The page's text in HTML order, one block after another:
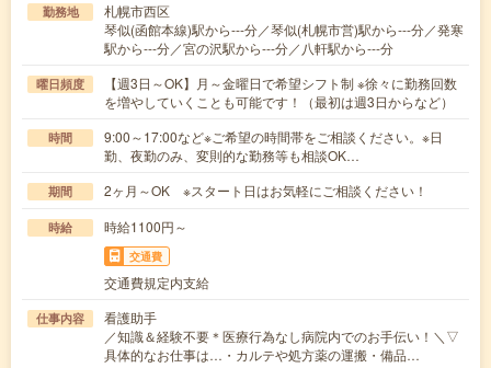
勤務地
札幌市西区
琴似(函館本線)駅から---分／琴似(札幌市営)駅から---分／発寒
駅から---分／宮の沢駅から---分／八軒駅から---分
曜日頻度
【週3日～OK】月～金曜日で希望シフト制 ※徐々に勤務回数
を増やしていくことも可能です！（最初は週3日からなど）
時間
9:00～17:00など※ご希望の時間帯をご相談ください。※日
勤、夜勤のみ、変則的な勤務等も相談OK…
期間 2ヶ月～OK ※スタート日はお気軽にご相談ください！
時給 時給1100円～
交通費
交通費規定内支給
仕事内容
看護助手
／知識＆経験不要＊医療行為なし病院内でのお手伝い！＼▽
具体的なお仕事は…・カルテや処方薬の運搬・備品…